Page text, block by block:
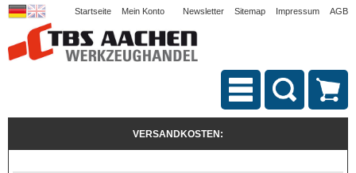
Startseite Mein Konto Newsletter Sitemap Impressum AGB
VERSANDKOSTEN: